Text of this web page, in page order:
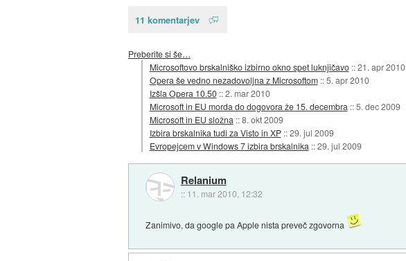
11 komentarjev
Preberite si še…
Microsoftovo brskalniško izbirno okno spet luknjičavo ::21. apr 2010
Opera še vedno nezadovoljna z Microsoftom ::5. apr 2010
Izšla Opera 10.50 ::2. mar 2010
Microsoft in EU morda do dogovora že 15. decembra ::5. dec 2009
Microsoft in EU složna ::8. okt 2009
Izbira brskalnika tudi za Visto in XP ::29. jul 2009
Evropejcem v Windows 7 izbira brskalnika ::29. jul 2009
Relanium
:: 11. mar 2010, 12:32
Zanimivo, da google pa Apple nista preveč zgovorna